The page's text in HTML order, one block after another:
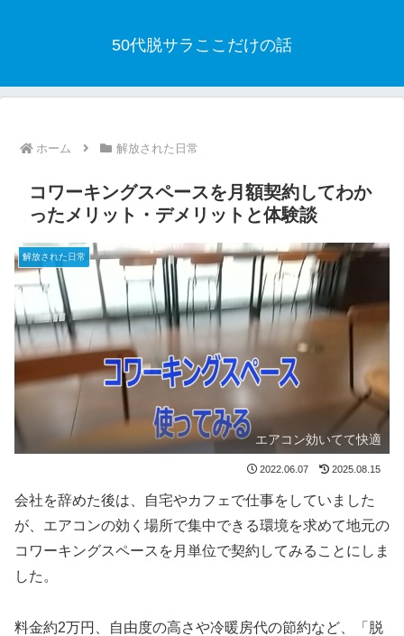
50代脱サラここだけの話
ホーム 解放された日常
コワーキングスペースを月額契約してわか
ったメリット・デメリットと体験談
解放された日常
エアコン効いてて快適
2022.06.07 2025.08.15
会社を辞めた後は、自宅やカフェで仕事をしていました
が、エアコンの効く場所で集中できる環境を求めて地元の
コワーキングスペースを月単位で契約してみることにしま
した。
料金約2万円、自由度の高さや冷暖房代の節約など、「脱